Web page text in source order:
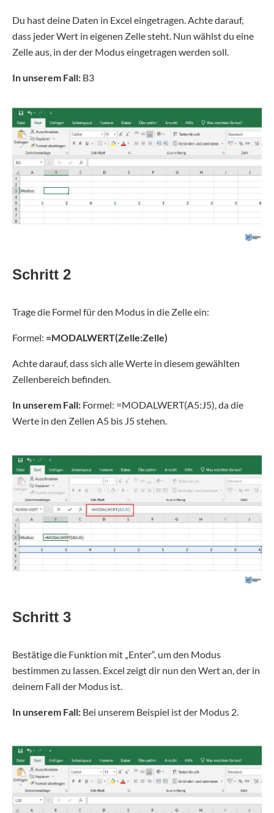
Du hast deine Daten in Excel eingetragen. Achte darauf,
dass jeder Wert in eigenen Zelle steht. Nun wählst du eine
Zelle aus, in der der Modus eingetragen werden soll.
In unserem Fall: B3
Schritt 2
Trage die Formel für den Modus in die Zelle ein:
Formel: =MODALWERT(Zelle:Zelle)
Achte darauf, dass sich alle Werte in diesem gewählten
Zellenbereich befinden.
In unserem Fall: Formel: =MODALWERT(A5:J5), da die
Werte in den Zellen A5 bis J5 stehen.
Schritt 3
Bestätige die Funktion mit „Enter“, um den Modus
bestimmen zu lassen. Excel zeigt dir nun den Wert an, der in
deinem Fall der Modus ist.
In unserem Fall: Bei unserem Beispiel ist der Modus 2.